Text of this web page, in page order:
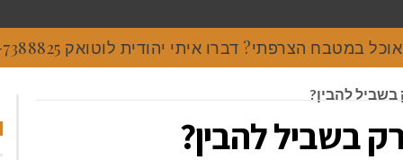
במטבח הצרפתי? דברו איתי יהודית לוטואק 054-7388825.
להבין?
בשביל להבין?